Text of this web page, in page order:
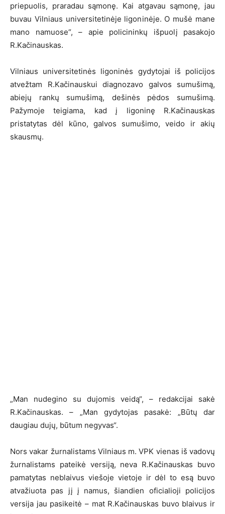
priepuolis, praradau sąmonę. Kai atgavau sąmonę, jau
buvau Vilniaus universitetinėje ligoninėje. O mušė mane
mano namuose“, – apie policininkų išpuolį pasakojo
R.Kačinauskas.
Vilniaus universitetinės ligoninės gydytojai iš policijos
atvežtam R.Kačinauskui diagnozavo galvos sumušimą,
abiejų rankų sumušimą, dešinės pėdos sumušimą.
Pažymoje teigiama, kad į ligoninę R.Kačinauskas
pristatytas dėl kūno, galvos sumušimo, veido ir akių
skausmų.
„Man nudegino su dujomis veidą“, – redakcijai sakė
R.Kačinauskas. – „Man gydytojas pasakė: „Būtų dar
daugiau dujų, būtum negyvas“.
Nors vakar žurnalistams Vilniaus m. VPK vienas iš vadovų
žurnalistams pateikė versiją, neva R.Kačinauskas buvo
pamatytas neblaivus viešoje vietoje ir dėl to esą buvo
atvažiuota pas jį į namus, šiandien oficialioji policijos
versija jau pasikeitė – mat R.Kačinauskas buvo blaivus ir